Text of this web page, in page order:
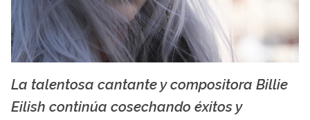
La talentosa cantante y compositora Billie
Eilish continúa cosechando éxitos y